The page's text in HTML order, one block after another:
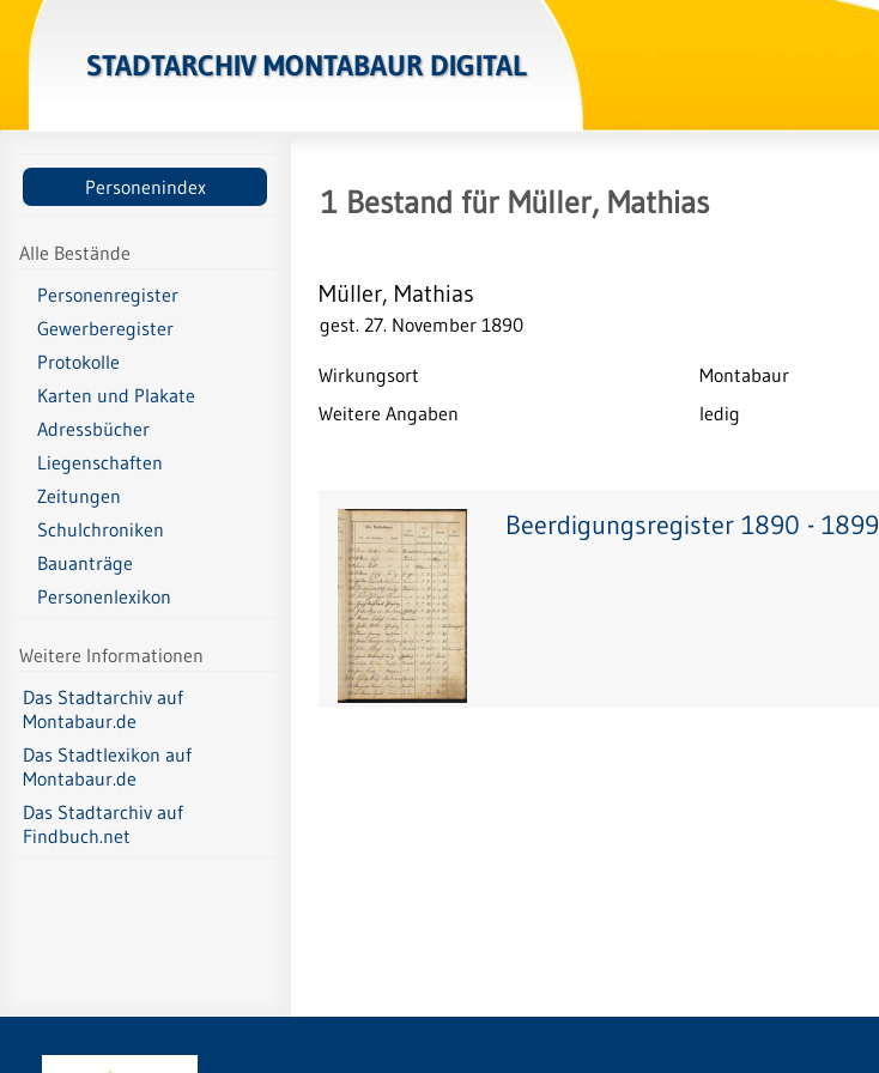
STADTARCHIV MONTABAUR DIGITAL
Personenindex
Alle Bestände
Personenregister
Gewerberegister
Protokolle
Karten und Plakate
Adressbücher
Liegenschaften
Zeitungen
Schulchroniken
Bauanträge
Personenlexikon
Weitere Informationen
Das Stadtarchiv auf
Montabaur.de
Das Stadtlexikon auf
Montabaur.de
Das Stadtarchiv auf
Findbuch.net
1 Bestand für Müller, Mathias
Müller, Mathias
gest. 27. November 1890
Wirkungsort
Montabaur
Weitere Angaben
ledig
Beerdigungsregister 1890 - 1899